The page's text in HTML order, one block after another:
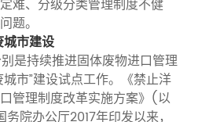
难、分级分类管理制度不健
题。
市建设
是持续推进固体废物进口管理
市”建设试点工作。《禁止洋
管理制度改革实施方案》(以
院办公厅2017年印发以来，